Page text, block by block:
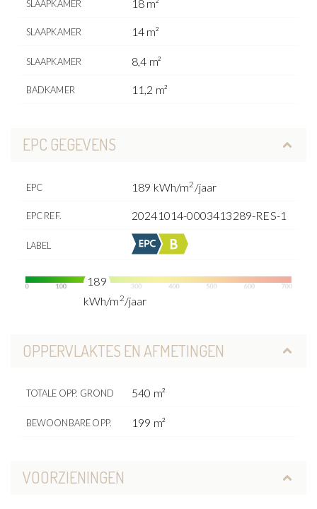
SLAAPKAMER 18 m²
SLAAPKAMER 14 m²
SLAAPKAMER 8,4 m²
BADKAMER 11,2 m²
EPC GEGEVENS
EPC 189 kWh/m2 /jaar
EPC REF. 20241014-0003413289-RES-1
LABEL
189
kWh/m 2/jaar
OPPERVLAKTES EN AFMETINGEN
TOTALE OPP. GROND 540 m²
BEWOONBARE OPP. 199 m²
VOORZIENINGEN